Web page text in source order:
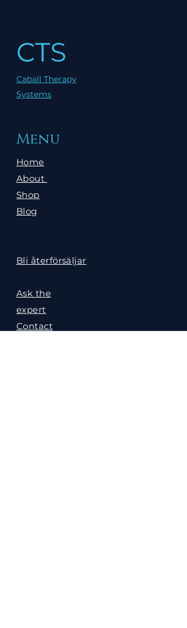
CTS
Caball Therapy
Systems
Menu
Home
About
Shop
Blog
Bli återförsäljar
Ask the
expert
Contact